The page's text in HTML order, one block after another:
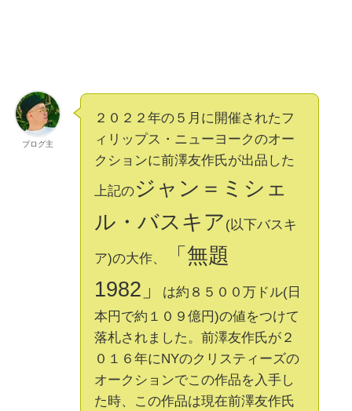
ブログ主
２０２２年の５月に開催されたフ
ィリップス・ニューヨークのオー
クションに前澤友作氏が出品した
上記のジャン＝ミシェ
ル・バスキア (以下バスキ
ア)の大作、
「無題
1982」
は約８５００万ドル(日
本円で約１０９億円)の値をつけて
落札されました。前澤友作氏が２
０１６年にNYのクリスティーズの
オークションでこの作品を入手し
た時、この作品は現在前澤友作氏